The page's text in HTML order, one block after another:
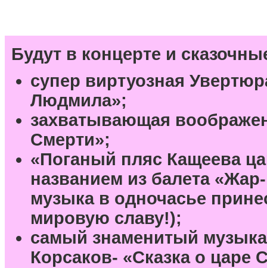
Будут в концерте и
супер виртуозная
Людмила»;
захватывающая
Смерти»;
«Поганый пляс Кащеева
названием из балета
музыка в одночасье
мировую славу!);
самый знаменитый
Корсаков- «Сказка о царе